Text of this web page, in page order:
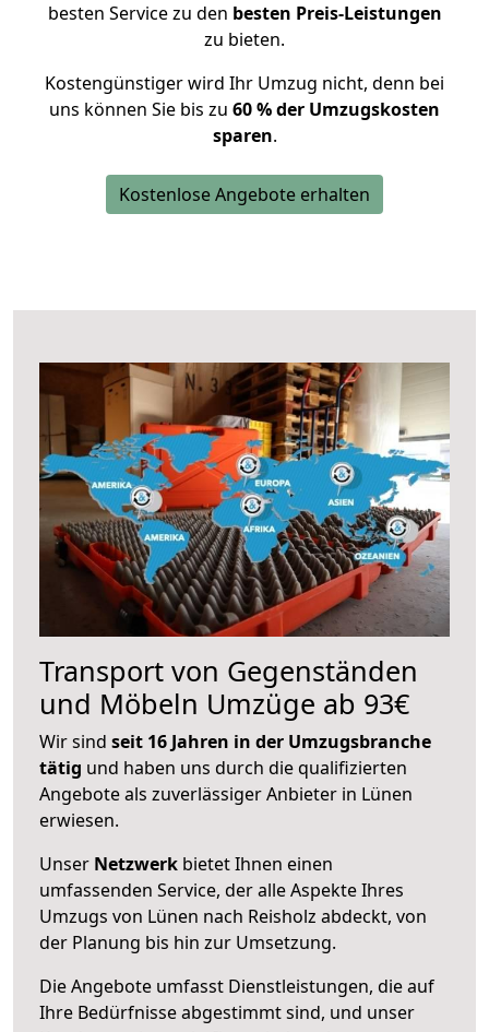
besten Service zu den besten Preis-Leistungen
zu bieten.
Kostengünstiger wird Ihr Umzug nicht, denn bei
uns können Sie bis zu 60 % der Umzugskosten
sparen.
Kostenlose Angebote erhalten
Transport von Gegenständen
und Möbeln Umzüge ab 93€
Wir sind seit 16 Jahren in der Umzugsbranche
tätig und haben uns durch die qualifizierten
Angebote als zuverlässiger Anbieter in Lünen
erwiesen.
Unser Netzwerk bietet Ihnen einen
umfassenden Service, der alle Aspekte Ihres
Umzugs von Lünen nach Reisholz abdeckt, von
der Planung bis hin zur Umsetzung.
Die Angebote umfasst Dienstleistungen, die auf
Ihre Bedürfnisse abgestimmt sind, und unser